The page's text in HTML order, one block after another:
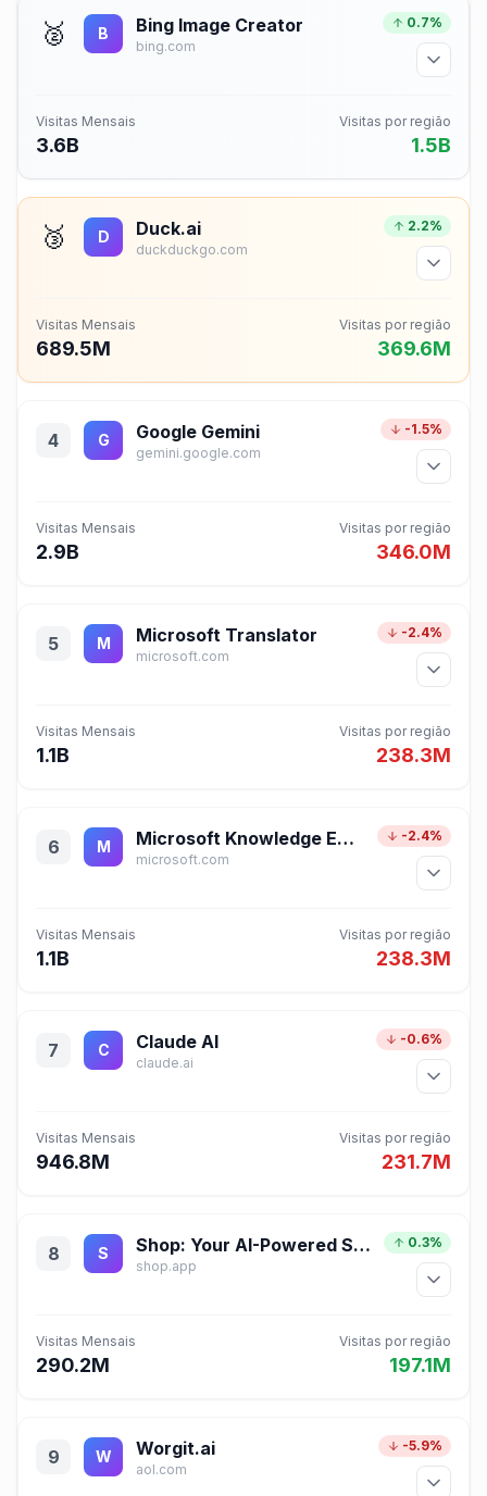
🥈 B Bing Image Creator
bing.com
0.7%
Visitas Mensais
3.6B
Visitas por região
1.5B
🥉 D Duck.ai
duckduckgo.com
2.2%
Visitas Mensais
689.5M
Visitas por região
369.6M
4 G Google Gemini
gemini.google.com
-1.5%
Visitas Mensais
2.9B
Visitas por região
346.0M
5 M Microsoft Translator
microsoft.com
-2.4%
Visitas Mensais
1.1B
Visitas por região
238.3M
6 M Microsoft Knowledge Exploration
microsoft.com
-2.4%
Visitas Mensais
1.1B
Visitas por região
238.3M
7 C Claude AI
claude.ai
-0.6%
Visitas Mensais
946.8M
Visitas por região
231.7M
8 S Shop: Your AI-Powered Shopping Assistant
shop.app
0.3%
Visitas Mensais
290.2M
Visitas por região
197.1M
9 W Worgit.ai
aol.com
-5.9%